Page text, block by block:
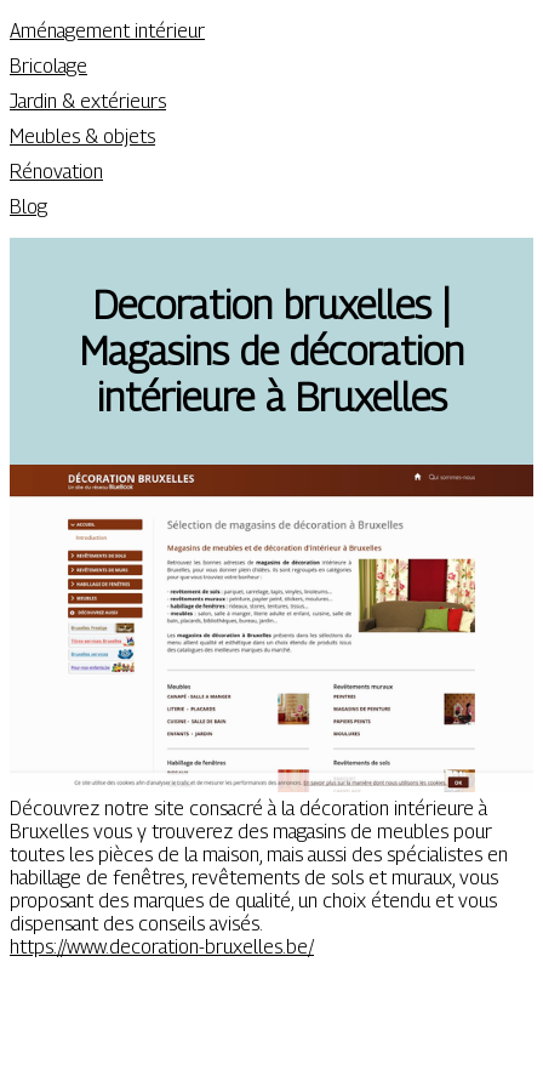
Aménagement intérieur
Bricolage
Jardin & extérieurs
Meubles & objets
Rénovation
Blog
Decoration bruxelles |
Magasins de décoration
intérieure à Bruxelles
Découvrez notre site consacré à la décoration intérieure à
Bruxelles vous y trouverez des magasins de meubles pour
toutes les pièces de la maison, mais aussi des spécialistes en
habillage de fenêtres, revêtements de sols et muraux, vous
proposant des marques de qualité, un choix étendu et vous
dispensant des conseils avisés.
https://www.decoration-bruxelles.be/